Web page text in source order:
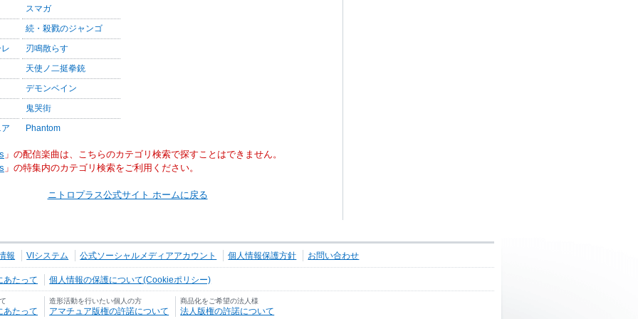
スマガ
続・殺戮のジャンゴ
刃鳴散らす
天使ノ二挺拳銃
デモンベイン
鬼哭街
Phantom
」の配信楽曲は、こちらのカテゴリ検索で探すことはできません。
」の特集内のカテゴリ検索をご利用ください。
ニトロプラス公式サイト ホームに戻る
報 VIシステム 公式ソーシャルメディアアカウント 個人情報保護方針 お問い合わせ
あたって 個人情報の保護について(Cookieポリシー)
あたって
造形活動を行いたい個人の方
アマチュア版権の許諾について
商品化をご希望の法人様
法人版権の許諾について